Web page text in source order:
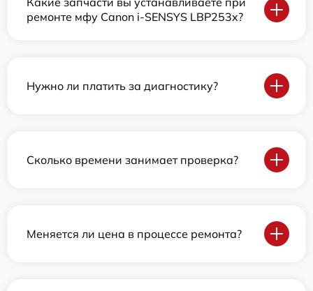
ремонте мфу Canon i-SENSYS LBP253x?
Нужно ли платить за диагностику?
Сколько времени занимает проверка?
Меняется ли цена в процессе ремонта?